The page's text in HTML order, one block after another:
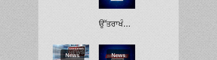
ਉੱਤਰਾਖੰਡ: ਸੱਤ ਹੋਰ ਪਰਬਤਾਰੋਹੀਆਂ ਦੀਆਂ ਲਾਸ਼ਾਂ ਮਿਲੀਆਂ
News News